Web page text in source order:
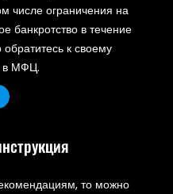
числе ограничения на
банкротство в течение
к своему
в МФЦ.
то можно